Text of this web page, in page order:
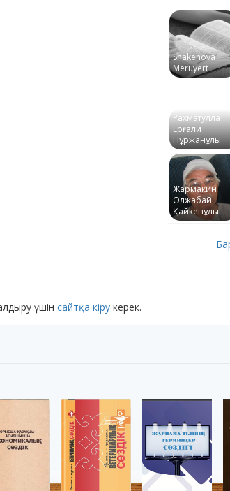
Shakenova
Meruyert
Рахматулла
Ерғали
Нұржанұлы
Жармакин
Олжабай
Қайкенұлы
үшін сайтқа кіру керек.